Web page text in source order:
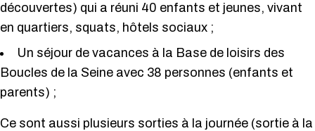
découvertes) qui a réuni 40 enfants et jeunes, vivant
en quartiers, squats, hôtels sociaux ;
Un séjour de vacances à la Base de loisirs des
Boucles de la Seine avec 38 personnes (enfants et
parents) ;
Ce sont aussi plusieurs sorties à la journée (sortie à la